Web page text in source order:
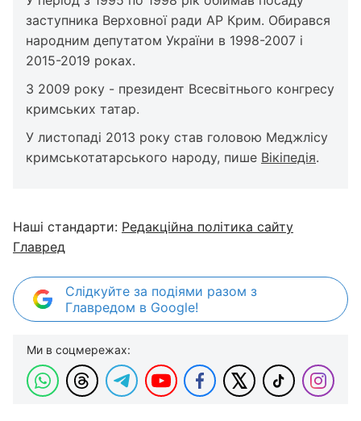
заступника Верховної ради АР Крим. Обирався
народним депутатом України в 1998-2007 і
2015-2019 роках.
З 2009 року - президент Всесвітнього конгресу
кримських татар.
У листопаді 2013 року став головою Меджлісу
кримськотатарського народу, пише Вікіпедія.
Наші стандарти: Редакційна політика сайту
Главред
Слідкуйте за подіями разом з
Главредом в Google!
Ми в соцмережах: